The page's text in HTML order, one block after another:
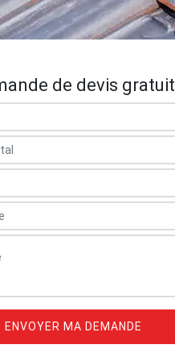
de devis gratuit